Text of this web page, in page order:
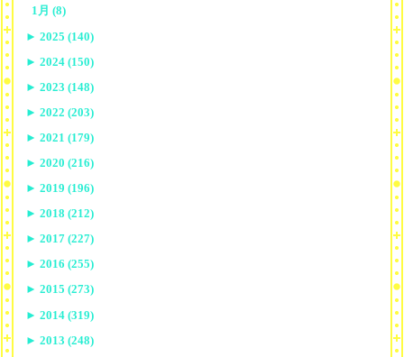
1月 (8)
► 2025 (140)
► 2024 (150)
► 2023 (148)
► 2022 (203)
► 2021 (179)
► 2020 (216)
► 2019 (196)
► 2018 (212)
► 2017 (227)
► 2016 (255)
► 2015 (273)
► 2014 (319)
► 2013 (248)